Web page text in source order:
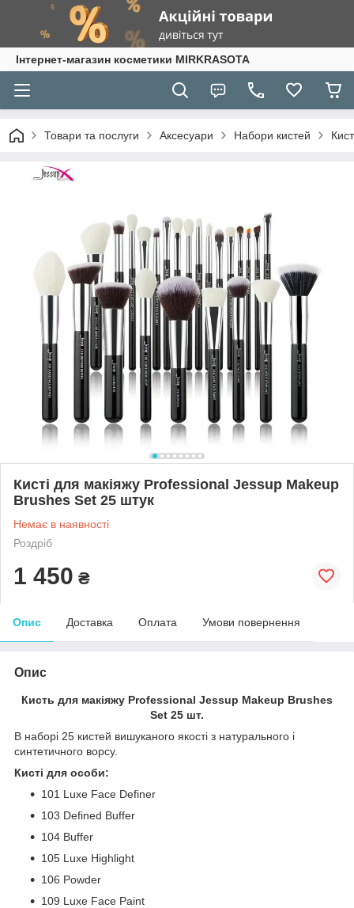
Інтернет-магазин косметики MIRKRASOTA
Товари та послуги Аксесуари Набори кистей
Кисті для макіяжу Professional Jessup Makeup
Brushes Set 25 штук
Немає в наявності
Роздріб
1 450 ₴
Опис Доставка Оплата Умови повернення
Опис
Кисть для макіяжу Professional Jessup Makeup Brushes
Set 25 шт.
В наборі 25 кистей вишуканого якості з натурального і
синтетичного ворсу.
Кисті для особи:
101 Luxe Face Definer
103 Defined Buffer
104 Buffer
105 Luxe Highlight
106 Powder
109 Luxe Face Paint